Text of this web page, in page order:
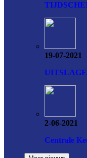
19-07-2021
2-06-2021
Centrale